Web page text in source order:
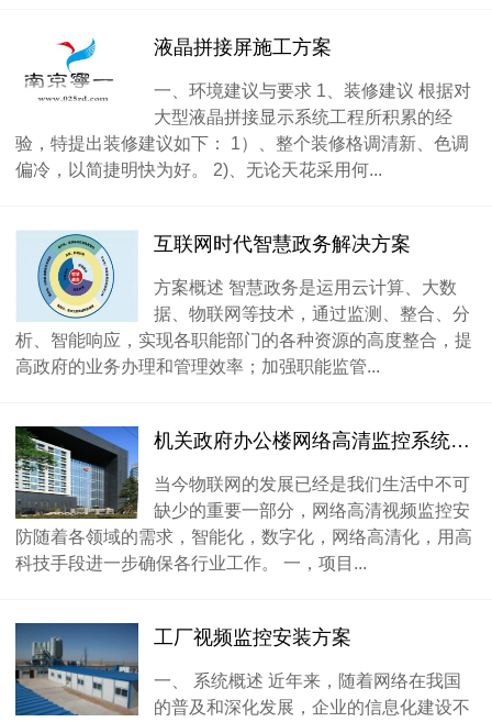
液晶拼接屏施工方案
一、环境建议与要求 1、装修建议 根据对
大型液晶拼接显示系统工程所积累的经
验，特提出装修建议如下： 1）、整个装修格调清新、色调
偏冷，以简捷明快为好。 2)、无论天花采用何...
互联网时代智慧政务解决方案
方案概述 智慧政务是运用云计算、大数
据、物联网等技术，通过监测、整合、分
析、智能响应，实现各职能部门的各种资源的高度整合，提
高政府的业务办理和管理效率；加强职能监管...
机关政府办公楼网络高清监控系统设计方案
当今物联网的发展已经是我们生活中不可
缺少的重要一部分，网络高清视频监控安
防随着各领域的需求，智能化，数字化，网络高清化，用高
科技手段进一步确保各行业工作。 一，项目...
工厂视频监控安装方案
一、 系统概述 近年来，随着网络在我国
的普及和深化发展，企业的信息化建设不